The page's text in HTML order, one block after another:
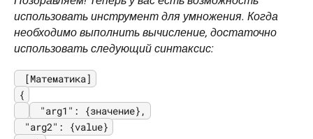
использовать инструмент для умножения. Когда
необходимо выполнить вычисление, достаточно
использовать следующий синтаксис:
{